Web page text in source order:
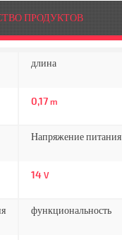
ПРОДУКТОВ
длина
0,17 m
Напряжение питания
14 V
функциональность